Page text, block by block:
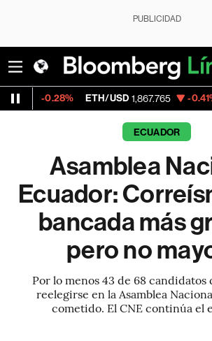
PUBLICIDAD
ETH/USD 1,867.765 -0.41% Visa
ECUADOR
Asamblea
Ecuador:
bancada más
pero no
Por lo menos 43 de 68 candidatos
reelegirse en la Asamblea
cometido. El CNE continúa el